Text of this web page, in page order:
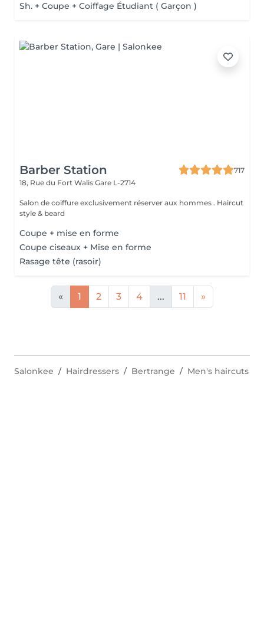
Sh. + Coupe + Coiffage Étudiant ( Garçon )
Barber Station
717
18, Rue du Fort Walis Gare L-2714
Salon de coiffure exclusivement réserver aux hommes . Haircut
style & beard
Coupe + mise en forme
Coupe ciseaux + Mise en forme
Rasage tête (rasoir)
« 1 2 3 4 ... 11 »
Salonkee Hairdressers Bertrange Men's haircuts